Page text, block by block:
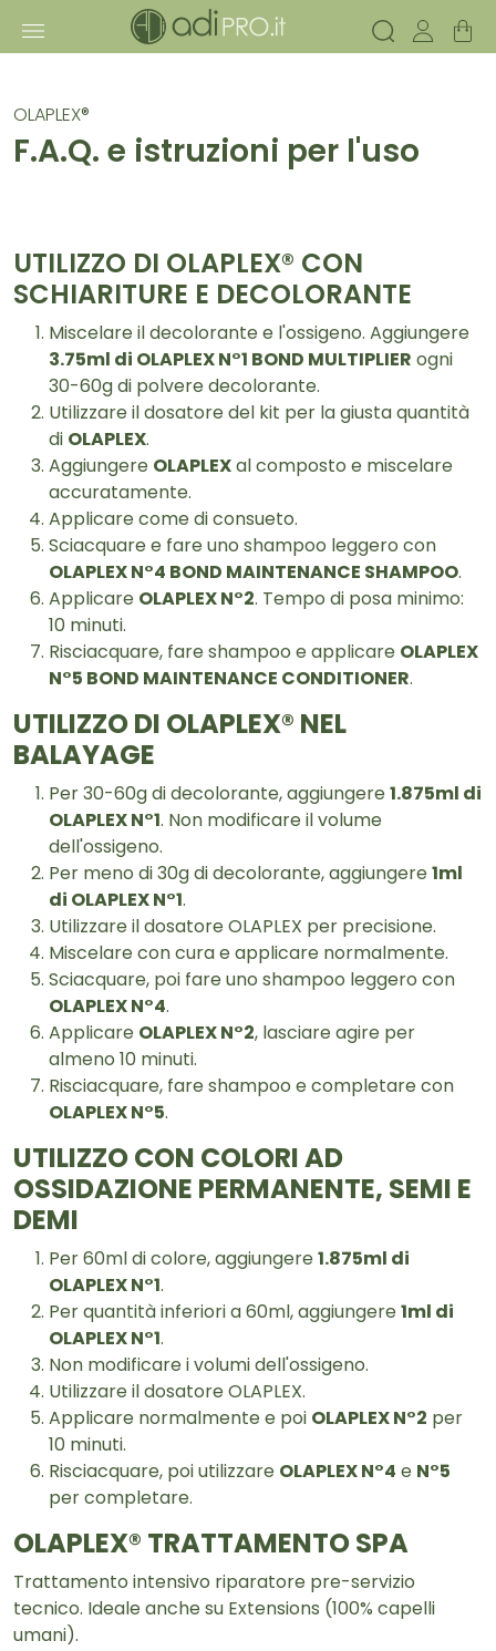
OLAPLEX®
F.A.Q. e istruzioni per l'uso
UTILIZZO DI OLAPLEX® CON
SCHIARITURE E DECOLORANTE
Miscelare il decolorante e l'ossigeno. Aggiungere
3.75ml di OLAPLEX N°1 BOND MULTIPLIER ogni
30-60g di polvere decolorante.
Utilizzare il dosatore del kit per la giusta quantità
di OLAPLEX.
Aggiungere OLAPLEX al composto e miscelare
accuratamente.
Applicare come di consueto.
Sciacquare e fare uno shampoo leggero con
OLAPLEX N°4 BOND MAINTENANCE SHAMPOO.
Applicare OLAPLEX N°2. Tempo di posa minimo:
10 minuti.
Risciacquare, fare shampoo e applicare OLAPLEX
N°5 BOND MAINTENANCE CONDITIONER.
UTILIZZO DI OLAPLEX® NEL
BALAYAGE
Per 30-60g di decolorante, aggiungere 1.875ml di
OLAPLEX N°1 . Non modificare il volume
dell'ossigeno.
Per meno di 30g di decolorante, aggiungere 1ml
di OLAPLEX N°1 .
Utilizzare il dosatore OLAPLEX per precisione.
Miscelare con cura e applicare normalmente.
Sciacquare, poi fare uno shampoo leggero con
OLAPLEX N°4.
Applicare OLAPLEX N°2, lasciare agire per
almeno 10 minuti.
Risciacquare, fare shampoo e completare con
OLAPLEX N°5.
UTILIZZO CON COLORI AD
OSSIDAZIONE PERMANENTE, SEMI E
DEMI
Per 60ml di colore, aggiungere 1.875ml di
OLAPLEX N°1 .
Per quantità inferiori a 60ml, aggiungere 1ml di
OLAPLEX N°1 .
Non modificare i volumi dell'ossigeno.
Utilizzare il dosatore OLAPLEX.
Applicare normalmente e poi OLAPLEX N°2 per
10 minuti.
Risciacquare, poi utilizzare OLAPLEX N°4 e N°5
per completare.
OLAPLEX® TRATTAMENTO SPA
Trattamento intensivo riparatore pre-servizio
tecnico. Ideale anche su Extensions (100% capelli
umani).